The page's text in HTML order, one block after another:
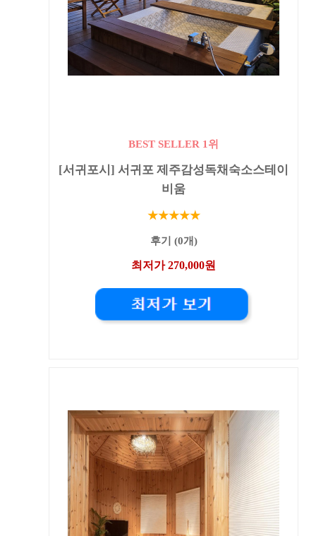
BEST SELLER 1위
[서귀포시] 서귀포 제주감성독채숙소스테이
비움
★★★★★
후기 (0개)
최저가 270,000원